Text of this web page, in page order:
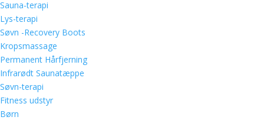
Sauna-terapi
Lys-terapi
Søvn -Recovery Boots
Kropsmassage
Permanent Hårfjerning
Infrarødt Saunatæppe
Søvn-terapi
Fitness udstyr
Børn